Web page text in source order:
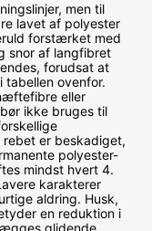
men til
lavet af polyester
forstærket med
snor af langfibret
forudsat at
tabellen ovenfor.
eller
ikke bruges til
er beskadiget,
polyester-
mindst hvert 4.
karakterer
aldring. Husk,
en reduktion i